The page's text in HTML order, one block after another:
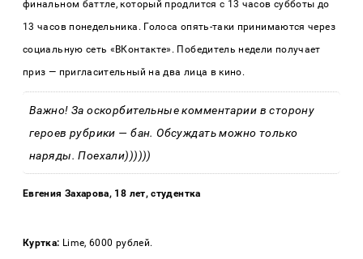
финальном баттле, который продлится с 13 часов субботы до
13 часов понедельника. Голоса опять-таки принимаются через
социальную сеть «ВКонтакте». Победитель недели получает
приз — пригласительный на два лица в кино.
Важно! За оскорбительные комментарии в сторону
героев рубрики — бан. Обсуждать можно только
наряды. Поехали))))))
Евгения Захарова, 18 лет, студентка
Куртка: Lime, 6000 рублей.